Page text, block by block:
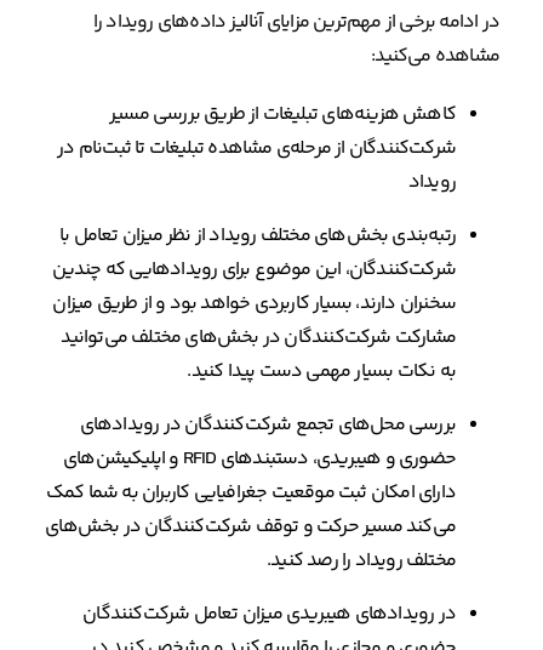
در ادامه برخی از مهم‌ترین مزایای آنالیز داده‌های رویداد را
مشاهده می‌کنید:
کاهش هزینه‌های تبلیغات از طریق بررسی مسیر
شرکت‌کنندگان از مرحله‌ی مشاهده تبلیغات تا ثبت‌نام در
رویداد
رتبه‌بندی بخش‌های مختلف رویداد از نظر میزان تعامل با
شرکت‌کنندگان، این موضوع برای رویدادهایی که چندین
سخنران دارند، بسیار کاربردی خواهد بود و از طریق میزان
مشارکت شرکت‌کنندگان در بخش‌های مختلف می‌توانید
به نکات بسیار مهمی دست پیدا کنید.
بررسی محل‌های تجمع شرکت‌کنندگان در رویدادهای
حضوری و هیبریدی، دستبندهای RFID و اپلیکیشن‌های
دارای امکان ثبت موقعیت جغرافیایی کاربران به شما کمک
می‌کند مسیر حرکت و توقف شرکت‌کنندگان در بخش‌های
مختلف رویداد را رصد کنید.
در رویدادهای هیبریدی میزان تعامل شرکت‌کنندگان